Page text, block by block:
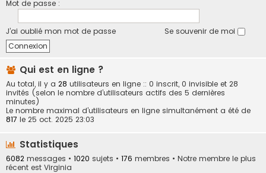
Mot de passe :
J’ai oublié mon mot de passe Se souvenir de moi
Qui est en ligne ?
Au total, il y a 28 utilisateurs en ligne :: 0 inscrit, 0 invisible et 28
invités (selon le nombre d’utilisateurs actifs des 5 dernières
minutes)
Le nombre maximal d’utilisateurs en ligne simultanément a été de
817 le 25 oct. 2025 23:03
Statistiques
6082 messages • 1020 sujets • 176 membres • Notre membre le plus
récent est Virginia